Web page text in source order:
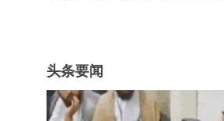
头条要闻